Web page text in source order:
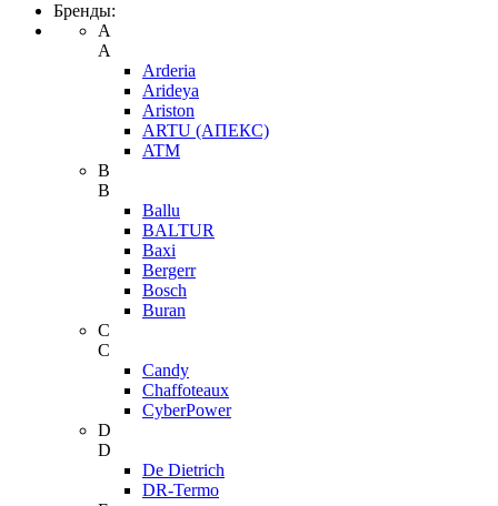
Бренды:
A
A
Arderia
Arideya
Ariston
ARTU (АПЕКС)
ATM
B
B
Ballu
BALTUR
Baxi
Bergerr
Bosch
Buran
C
C
Candy
Chaffoteaux
CyberPower
D
D
De Dietrich
DR-Termo